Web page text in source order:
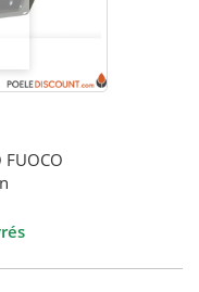
FUOCO